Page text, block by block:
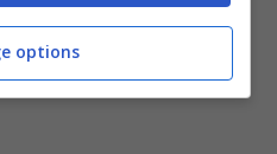
options